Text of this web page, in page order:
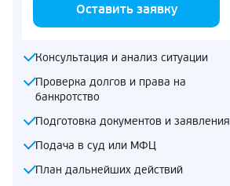
Оставить заявку
Консультация и анализ ситуации
Проверка долгов и права на
банкротство
Подготовка документов и заявления
Подача в суд или МФЦ
План дальнейших действий